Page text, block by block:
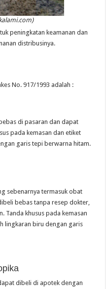
peningkatan keamanan dan
distribusinya.
No. 917/1993 adalah :
di pasaran dan dapat
pada kemasan dan etiket
garis tepi berwarna hitam.
sebenarnya termasuk obat
bebas tanpa resep dokter,
Tanda khusus pada kemasan
lingkaran biru dengan garis
dibeli di apotek dengan